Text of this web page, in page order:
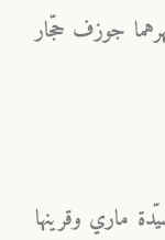
جوزف حجّار
ماري وقرينها